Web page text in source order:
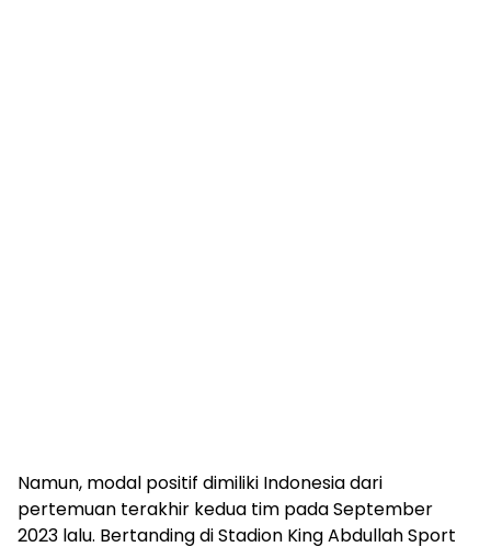
Namun, modal positif dimiliki Indonesia dari
pertemuan terakhir kedua tim pada September
2023 lalu. Bertanding di Stadion King Abdullah Sport